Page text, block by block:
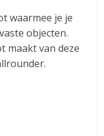
waarmee je je
objecten.
maakt van deze